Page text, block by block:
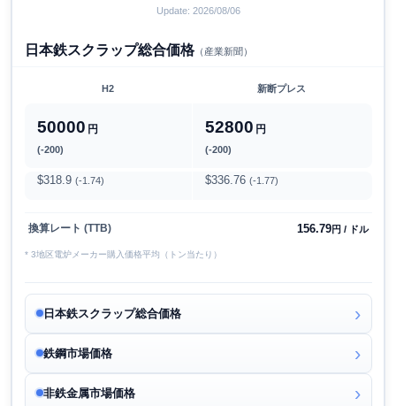
Update: 2026/08/06
日本鉄スクラップ総合価格（産業新聞）
H2 新断プレス
50000 円
(-200)
52800 円
(-200)
$318.9 (-1.74) $336.76 (-1.77)
換算レート (TTB) 156.79円 / ドル
* 3地区電炉メーカー購入価格平均（トン当たり）
日本鉄スクラップ総合価格
鉄鋼市場価格
非鉄金属市場価格